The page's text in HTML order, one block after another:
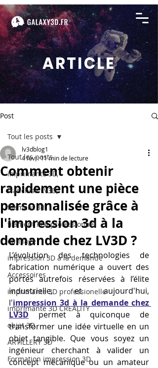
ARTICLE
Post
Tout les posts
imprimante 3D,
franchise LV3D,
filament 3d,
filament PLA professionnel
outillage
impression 3D à la demande
Accessoires
imprimante 3D professionelle
imprimante 3D CREALITY
objet 3D
ARTILLERY 3D
Formation impression 3D
Tout les posts
Comment obtenir
rapidement une pièce
personnalisée grâce à
l'impression 3d à la
demande chez LV3D ?
lv3dblog1
4 févr.11 min de lecture
L’évolution des technologies de
fabrication numérique a ouvert des
portes autrefois réservées à l’élite
industrielle, et aujourd'hui,
l'impression 3d à la demande chez
LV3D permet à quiconque de
transformer une idée virtuelle en un
objet tangible. Que vous soyez un
ingénieur cherchant à valider un
concept mécanique ou un amateur